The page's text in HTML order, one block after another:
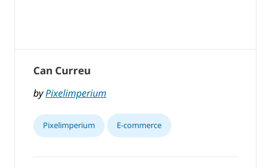
Can Curreu
byPixelimperium
Pixelimperium E-commerce